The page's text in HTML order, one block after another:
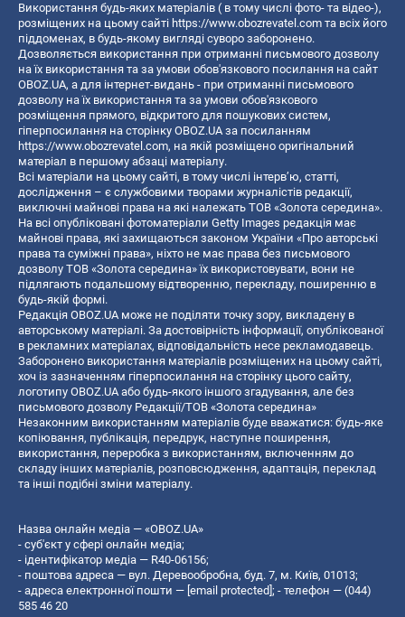
Використання будь-яких матеріалів ( в тому числі фото- та відео-),
розміщених на цьому сайті https://www.obozrevatel.com та всіх його
піддоменах, в будь-якому вигляді суворо заборонено.
Дозволяється використання при отриманні письмового дозволу
на їх використання та за умови обов'язкового посилання на сайт
OBOZ.UA, а для інтернет-видань - при отриманні письмового
дозволу на їх використання та за умови обов'язкового
розміщення прямого, відкритого для пошукових систем,
гіперпосилання на сторінку OBOZ.UA за посиланням
https://www.obozrevatel.com, на якій розміщено оригінальний
матеріал в першому абзаці матеріалу.
Всі матеріали на цьому сайті, в тому числі інтерв’ю, статті,
дослідження – є службовими творами журналістів редакції,
виключні майнові права на які належать ТОВ «Золота середина».
На всі опубліковані фотоматеріали Getty Images редакція має
майнові права, які захищаються законом України «Про авторські
права та суміжні права», ніхто не має права без письмового
дозволу ТОВ «Золота середина» їх використовувати, вони не
підлягають подальшому відтворенню, перекладу, поширенню в
будь-якій формі.
Редакція OBOZ.UA може не поділяти точку зору, викладену в
авторському матеріалі. За достовірність інформації, опублікованої
в рекламних матеріалах, відповідальність несе рекламодавець.
Заборонено використання матеріалів розміщених на цьому сайті,
хоч із зазначенням гіперпосилання на сторінку цього сайту,
логотипу OBOZ.UA або будь-якого іншого згадування, але без
письмового дозволу Редакції/ТОВ «Золота середина»
Незаконним використанням матеріалів буде вважатися: будь-яке
копiювання, публiкацiя, передрук, наступне поширення,
використання, переробка з використанням, включенням до
складу інших матеріалів, розповсюдження, адаптація, переклад
та інші подібні зміни матеріалу.
Назва онлайн медіа — «OBOZ.UA»
- суб'єкт у сфері онлайн медіа;
- ідентифікатор медіа — R40-06156;
- поштова адреса — вул. Деревообробна, буд. 7, м. Київ, 01013;
- адреса електронної пошти — [email protected] ; - телефон — (044)
585 46 20